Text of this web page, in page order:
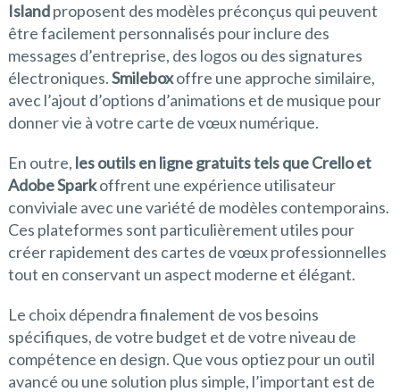
Islandproposent des modèles préconçus qui peuvent
être facilement personnalisés pour inclure des
messages d’entreprise, des logos ou des signatures
électroniques.Smileboxoffre une approche similaire,
avec l’ajout d’options d’animations et de musique pour
donner vie à votre carte de vœux numérique.
En outre, les outils en ligne gratuits tels que Crello et
Adobe Sparkoffrent une expérience utilisateur
conviviale avec une variété de modèles contemporains.
Ces plateformes sont particulièrement utiles pour
créer rapidement des cartes de vœux professionnelles
tout en conservant un aspect moderne et élégant.
Le choix dépendra finalement de vos besoins
spécifiques, de votre budget et de votre niveau de
compétence en design. Que vous optiez pour un outil
avancé ou une solution plus simple, l’important est de